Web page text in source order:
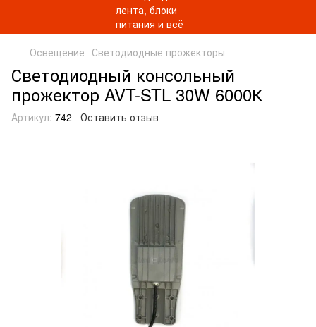
Освещение Светодиодные прожекторы
Светодиодный консольный
прожектор AVT-STL 30W 6000К
Артикул: 742 Оставить отзыв